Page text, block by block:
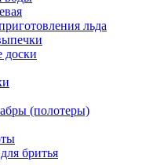
льда
доски
(полотеры)
бритья